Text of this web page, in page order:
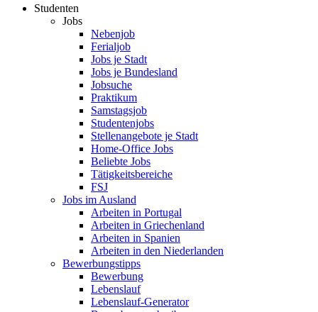
Studenten
Jobs
Nebenjob
Ferialjob
Jobs je Stadt
Jobs je Bundesland
Jobsuche
Praktikum
Samstagsjob
Studentenjobs
Stellenangebote je Stadt
Home-Office Jobs
Beliebte Jobs
Tätigkeitsbereiche
FSJ
Jobs im Ausland
Arbeiten in Portugal
Arbeiten in Griechenland
Arbeiten in Spanien
Arbeiten in den Niederlanden
Bewerbungstipps
Bewerbung
Lebenslauf
Lebenslauf-Generator